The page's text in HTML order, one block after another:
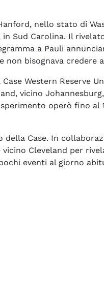
nello stato di
in Sud Carolina. Il
a Pauli
bisognava credere
Western Reserve
vicino
operò fino
Case. In
Cleveland per
eventi al giorno